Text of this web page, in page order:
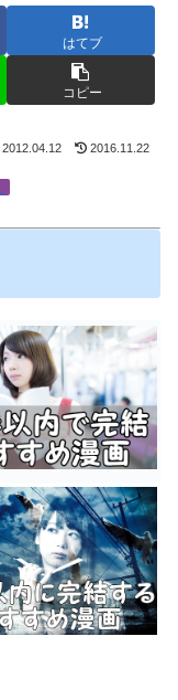
はてブ
コピー
2012.04.12 2016.11.22